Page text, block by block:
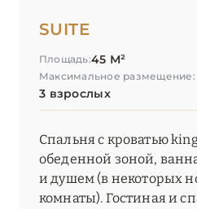
SUITE
Площадь:45 М²
Максимальное размещение:
3 взрослых
Спальня с кроватью
обеденной зоной,
и душем (в некоторых
комнаты). Гостиная и